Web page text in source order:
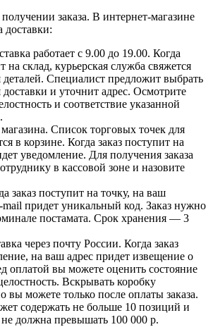
заказа. В интернет-магазине
доставки:
работает с 9.00 до 19.00. Когда
на склад, курьерская служба свяжется
деталей. Специалист предложит выбрать
доставки и уточнит адрес. Осмотрите
и соответствие указанной
Список торговых точек для
в корзине. Когда заказ поступит на
уведомление. Для получения заказа
в кассовой зоне и назовите
заказ поступит на точку, на ваш
придет уникальный код. Заказ нужно
постамата. Срок хранения — 3
через почту России. Когда заказ
на ваш адрес придет извещение о
оплатой вы можете оценить состояние
Вскрывать коробку
вы можете только после оплаты заказа.
содержать не больше 10 позиций и
не должна превышать 100 000 р.